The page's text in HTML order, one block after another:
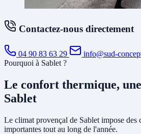
Contactez-nous directement
04 90 83 63 29
info@sud-
Pourquoi à Sablet ?
Le confort thermique, une
Sablet
Le climat provençal de Sablet impose des
importantes tout au long de l'année.